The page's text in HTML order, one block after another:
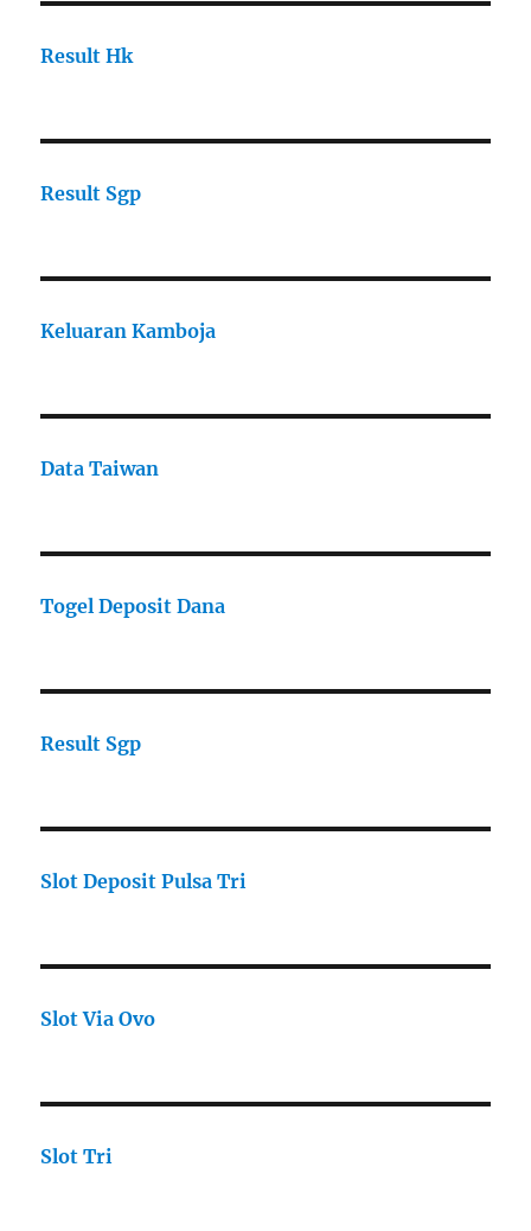
Result Hk
Result Sgp
Keluaran Kamboja
Data Taiwan
Togel Deposit Dana
Result Sgp
Slot Deposit Pulsa Tri
Slot Via Ovo
Slot Tri